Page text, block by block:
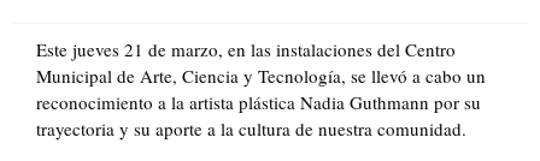
Este jueves 21 de marzo, en las instalaciones del Centro
Municipal de Arte, Ciencia y Tecnología, se llevó a cabo un
reconocimiento a la artista plástica Nadia Guthmann por su
trayectoria y su aporte a la cultura de nuestra comunidad.